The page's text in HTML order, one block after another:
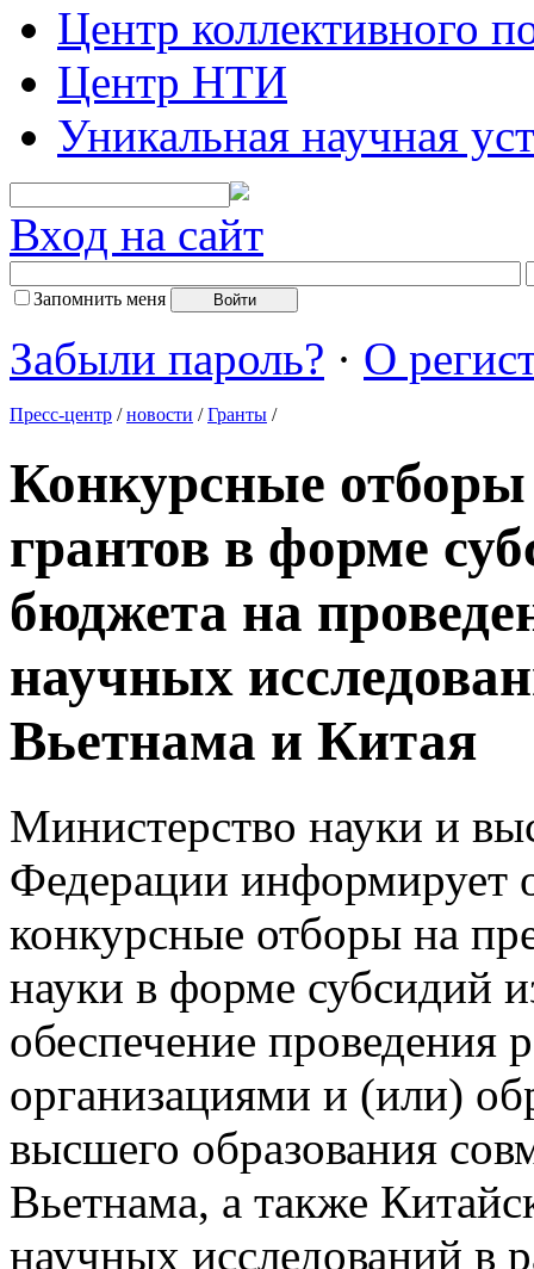
Центр коллективного
Центр НТИ
Уникальная научная
Вход на сайт
Запомнить меня
Забыли пароль? · О
Пресс-центр /новости /Гранты /
Конкурсные отборы
грантов в форме
бюджета на
научных
Вьетнама и Китая
Министерство науки и
Федерации информирует
конкурсные отборы на
науки в форме субсидий
обеспечение
организациями и (или)
высшего образования
Вьетнама, а также
научных исследований в